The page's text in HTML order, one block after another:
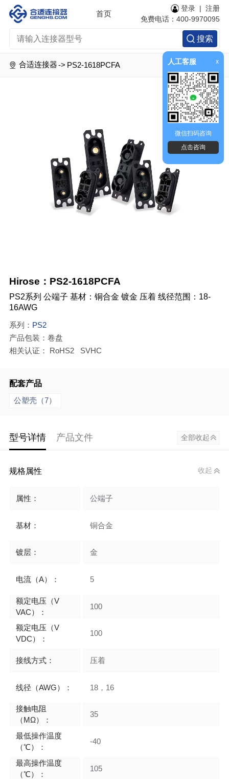
人工客服 x
微信扫码咨询
点击咨询
首页
搜索
登录 |注册
免费电话：400-9970095
合适连接器 -> PS2-1618PCFA
Hirose：PS2-1618PCFA
PS2系列 公端子 基材：铜合金 镀金 压着 线径范围：18-
16AWG
系列： PS2
产品包装：卷盘
相关认证： RoHS2 SVHC
配套产品
公塑壳（7）
型号详情 产品文件 全部收起
规格属性 收起
属性： 公端子
基材： 铜合金
镀层： 金
电流（A）： 5
额定电压（V
VAC）：
100
额定电压（V
VDC）：
100
接线方式： 压着
线径（AWG）： 18，16
接触电阻
（MΩ）：
35
最低操作温度
（℃）：
-40
最高操作温度
（℃）：
105